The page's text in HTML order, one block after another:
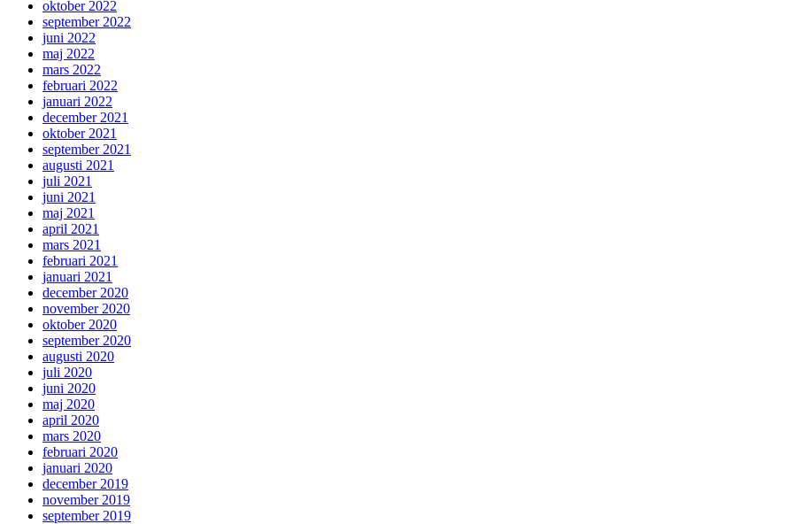
oktober 2022
september 2022
juni 2022
maj 2022
mars 2022
februari 2022
januari 2022
december 2021
oktober 2021
september 2021
augusti 2021
juli 2021
juni 2021
maj 2021
april 2021
mars 2021
februari 2021
januari 2021
december 2020
november 2020
oktober 2020
september 2020
augusti 2020
juli 2020
juni 2020
maj 2020
april 2020
mars 2020
februari 2020
januari 2020
december 2019
november 2019
september 2019